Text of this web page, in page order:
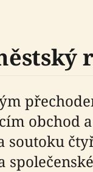
obchod
soutoku